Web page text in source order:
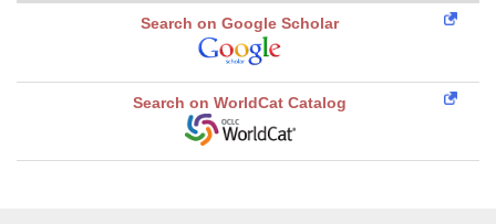
Search on Google Scholar
Search on WorldCat Catalog